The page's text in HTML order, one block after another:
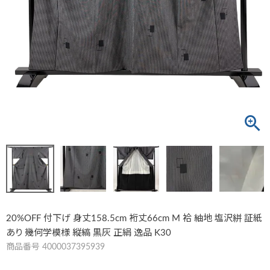
20%OFF 付下げ 身丈158.5cm 裄丈66cm M 袷 紬地 塩沢絣 証紙
あり 幾何学模様 縦縞 黒灰 正絹 逸品 K30
商品番号 4000037395939